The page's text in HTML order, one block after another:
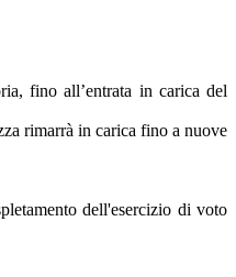
fino all’entrata in carica del
rimarrà in carica fino a nuove
dell'esercizio di voto